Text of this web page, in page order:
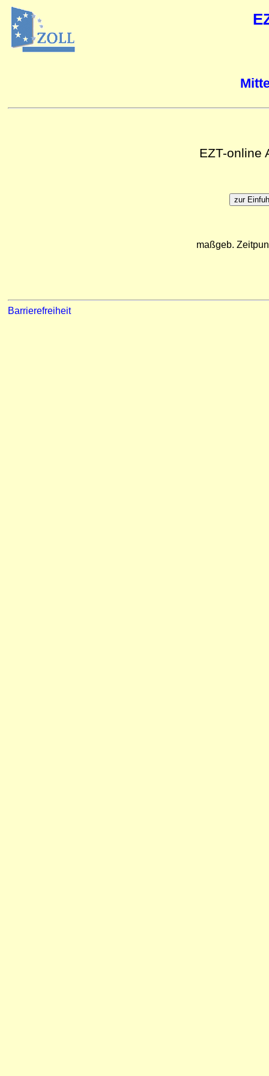
EZT-online
maßgeb.
Barrierefreiheit